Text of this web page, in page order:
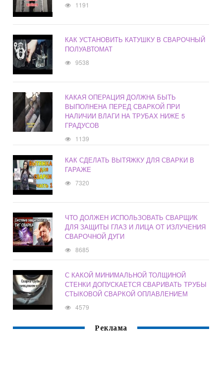
1191
КАК УСТАНОВИТЬ КАТУШКУ В СВАРОЧНЫЙ
ПОЛУАВТОМАТ
9538
КАКАЯ ОПЕРАЦИЯ ДОЛЖНА БЫТЬ
ВЫПОЛНЕНА ПЕРЕД СВАРКОЙ ПРИ
НАЛИЧИИ ВЛАГИ НА ТРУБАХ НИЖЕ 5
ГРАДУСОВ
1139
КАК СДЕЛАТЬ ВЫТЯЖКУ ДЛЯ СВАРКИ В
ГАРАЖЕ
7320
ЧТО ДОЛЖЕН ИСПОЛЬЗОВАТЬ СВАРЩИК
ДЛЯ ЗАЩИТЫ ГЛАЗ И ЛИЦА ОТ ИЗЛУЧЕНИЯ
СВАРОЧНОЙ ДУГИ
8685
С КАКОЙ МИНИМАЛЬНОЙ ТОЛЩИНОЙ
СТЕНКИ ДОПУСКАЕТСЯ СВАРИВАТЬ ТРУБЫ
СТЫКОВОЙ СВАРКОЙ ОПЛАВЛЕНИЕМ
4579
Реклама